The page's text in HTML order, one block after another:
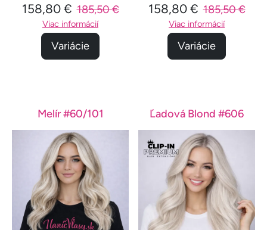
158,80 € 185,50 €
Viac informácií
Variácie
158,80 € 185,50 €
Viac informácií
Variácie
Melír #60/101 Ľadová Blond #606